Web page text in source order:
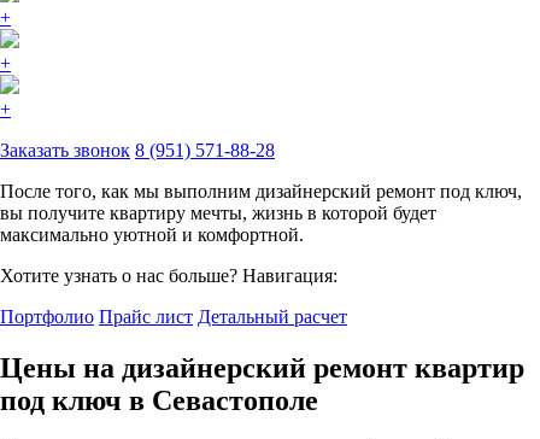
+
+
+
Заказать звонок 8 (951) 571-88-28
После того, как мы выполним дизайнерский ремонт под ключ,
вы получите квартиру мечты, жизнь в которой будет
максимально уютной и комфортной.
Хотите узнать о нас больше? Навигация:
Портфолио Прайс лист Детальный расчет
Цены на дизайнерский ремонт квартир
под ключ в Севастополе